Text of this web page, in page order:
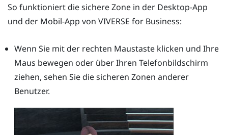
So funktioniert die sichere Zone in der Desktop-App
und der Mobil-App von VIVERSE for Business:
Wenn Sie mit der rechten Maustaste klicken und Ihre
Maus bewegen oder über Ihren Telefonbildschirm
ziehen, sehen Sie die sicheren Zonen anderer
Benutzer.